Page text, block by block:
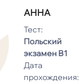
АННА
Тест:
Польский
экзамен B1
Дата
прохождения: